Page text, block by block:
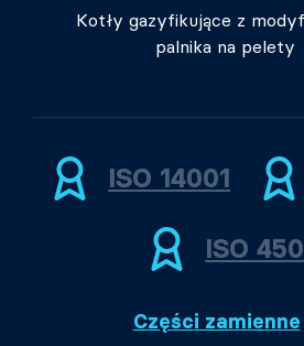
Kotły gazyfikujące z
palnika na pelety
ISO 14001
ISO
Części zamienne